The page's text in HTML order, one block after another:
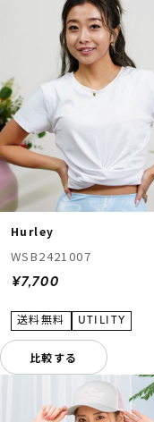
Hurley
WSB2421007
¥7,700
比較する